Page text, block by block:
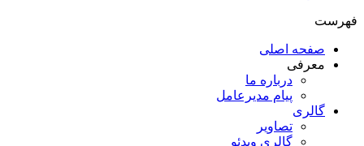
فهرست
صفحه اصلی
معرفی
درباره ما
پیام مدیرعامل
گالری
تصاویر
گالری ویدئو